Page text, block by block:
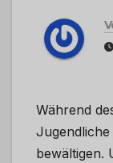
Während
bewältigen.